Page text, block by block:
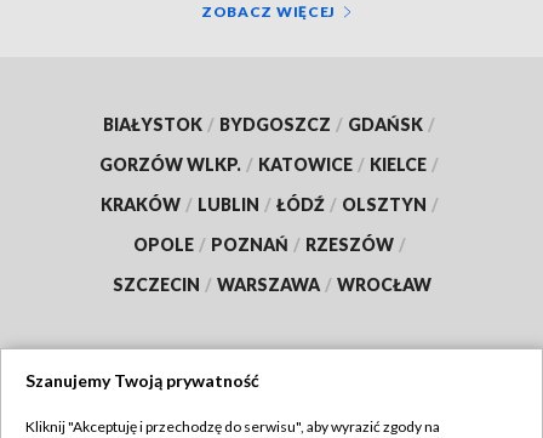
ZOBACZ WIĘCEJ
BIAŁYSTOK / BYDGOSZCZ / GDAŃSK /
GORZÓW WLKP. / KATOWICE / KIELCE /
KRAKÓW / LUBLIN / ŁÓDŹ / OLSZTYN /
OPOLE / POZNAŃ / RZESZÓW /
SZCZECIN / WARSZAWA / WROCŁAW
Szanujemy Twoją prywatność
Kliknij "Akceptuję i przechodzę do serwisu", aby wyrazić zgody na